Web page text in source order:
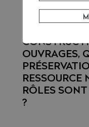
OUVRAGES,
RESSOURCE
RÔLES
?